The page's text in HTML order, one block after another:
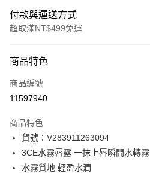
付款與運送方式
超取滿NT$499免運
icash Pay
信用卡一次付款
LINE Pay
Apple Pay
商品特色
商品編號
11597940
商品特色
貨號：V283911263094
3CE水霧唇露 一抹上唇瞬間水轉霧
水霧質地 輕盈水潤